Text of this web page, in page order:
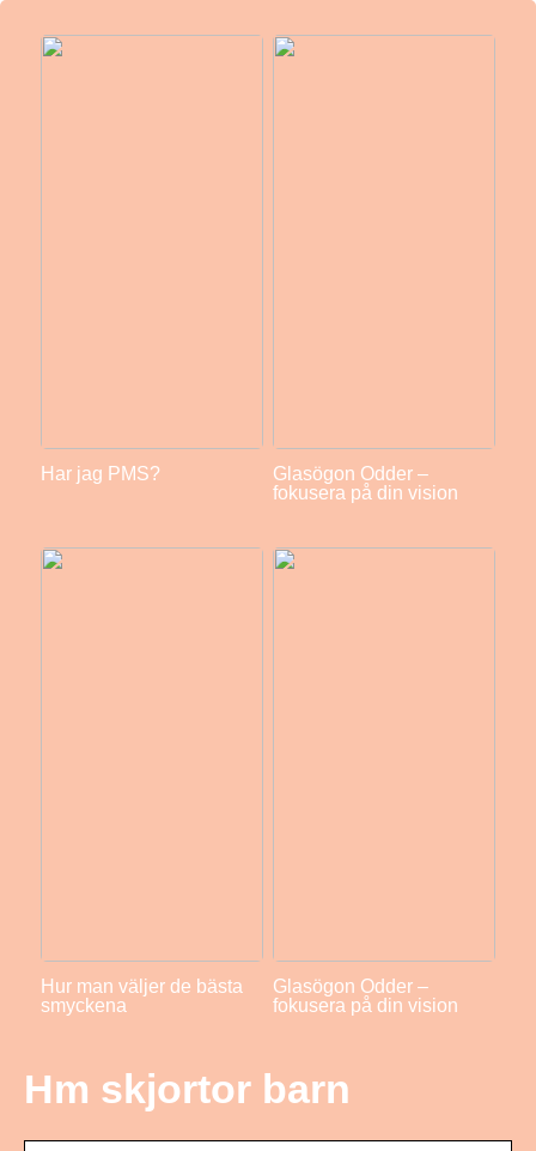
Har jag PMS?
Glasögon Odder –
fokusera på din vision
Hur man väljer de bästa
smyckena
Glasögon Odder –
fokusera på din vision
Hm skjortor barn